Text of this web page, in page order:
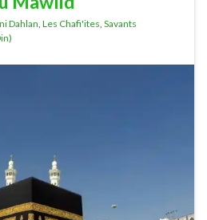
Dahlan, Les Chafi'ites, Savants